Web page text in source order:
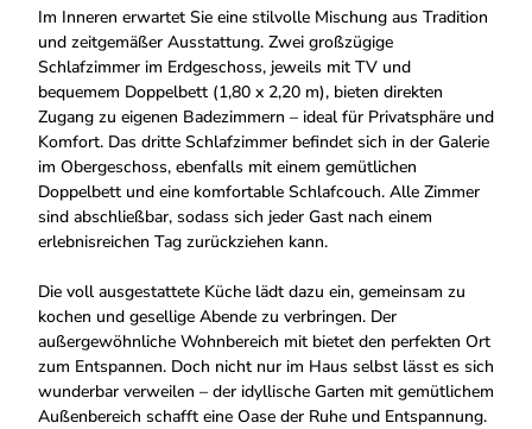
R
B
U
╠
ê
R
G
E
R
H
U
S
-
2
1
.
R
G
E
R
H
A
U
S
-
1
2
.
j
p
g
R
G
E
R
H
A
U
S
-
1
4
.
j
p
g
Im Inneren erwartet Sie eine stilvolle Mischung aus Tradition
und zeitgemäßer Ausstattung. Zwei großzügige
Schlafzimmer im Erdgeschoss, jeweils mit TV und
bequemem Doppelbett (1,80 x 2,20 m), bieten direkten
Zugang zu eigenen Badezimmern – ideal für Privatsphäre und
Komfort. Das dritte Schlafzimmer befindet sich in der Galerie
im Obergeschoss, ebenfalls mit einem gemütlichen
Doppelbett und eine komfortable Schlafcouch. Alle Zimmer
sind abschließbar, sodass sich jeder Gast nach einem
erlebnisreichen Tag zurückziehen kann.
Die voll ausgestattete Küche lädt dazu ein, gemeinsam zu
kochen und gesellige Abende zu verbringen. Der
außergewöhnliche Wohnbereich mit bietet den perfekten Ort
zum Entspannen. Doch nicht nur im Haus selbst lässt es sich
wunderbar verweilen – der idyllische Garten mit gemütlichem
Außenbereich schafft eine Oase der Ruhe und Entspannung.